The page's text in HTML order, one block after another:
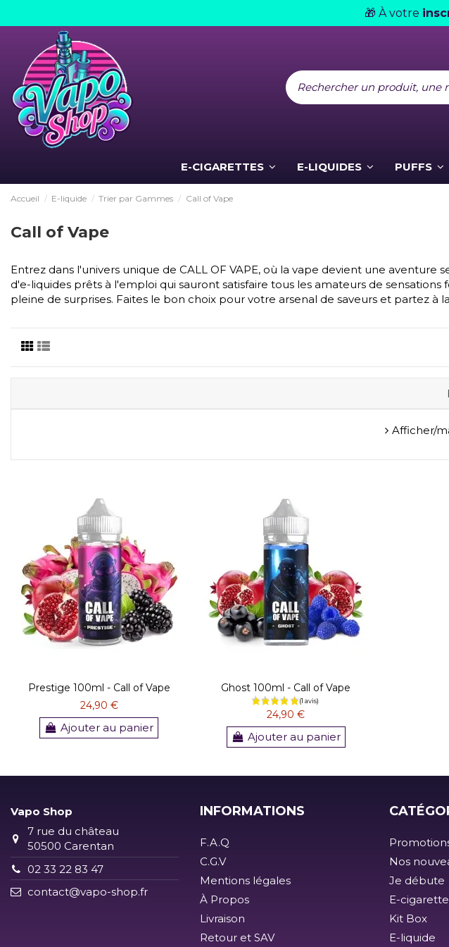
🎁 À votre
E-CIGARETTES E-LIQUIDES PUFFS
Accueil E-liquide Trier par Gammes Call of Vape
Call of Vape
Entrez dans l'univers unique de CALL OF VAPE, où la vape devient une
d'e-liquides prêts à l'emploi qui sauront satisfaire tous les amateurs de
pleine de surprises. Faites le bon choix pour votre arsenal de saveurs et partez à
Afficher/
Prestige 100ml - Call of Vape
24,90 €
Ajouter au panier
Ghost 100ml - Call of Vape
24,90 €
Ajouter au panier
Vapo Shop
7 rue du château
50500 Carentan
02 33 22 83 47
contact@vapo-shop.fr
INFORMATIONS
F.A.Q
C.G.V
Mentions légales
À Propos
Livraison
Retour et SAV
Nos
Je débute
E-
Kit Box
E-liquide